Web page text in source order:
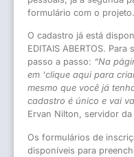
formulário com o projeto.
O cadastro já está
EDITAIS ABERTOS.
passo a passo: “Na
em ‘clique aqui para
mesmo que você já
cadastro é único e vai
Ervan Nilton, servidor
Os formulários de
disponíveis para